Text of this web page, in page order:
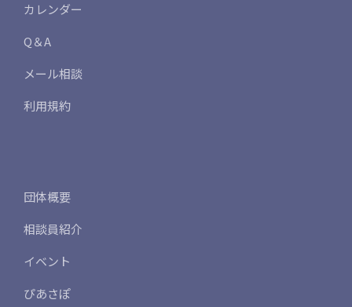
カレンダー
Q＆A
メール相談
利用規約
団体概要
相談員紹介
イベント
ぴあさぽ